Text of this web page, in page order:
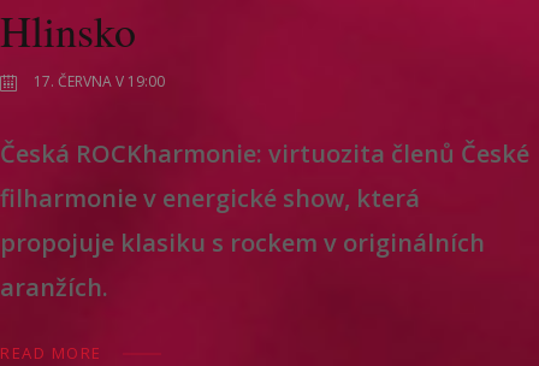
Hlinsko
17. ČERVNA V 19:00
Česká ROCKharmonie: virtuozita členů České
filharmonie v energické show, která
propojuje klasiku s rockem v originálních
aranžích.
READ MORE